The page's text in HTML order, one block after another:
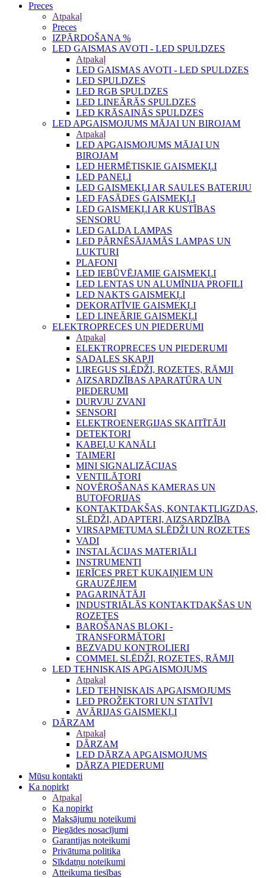
Preces
Atpakaļ
Preces
IZPĀRDOŠANA %
LED GAISMAS AVOTI - LED SPULDZES
Atpakaļ
LED GAISMAS AVOTI - LED SPULDZES
LED SPULDZES
LED RGB SPULDZES
LED LINEĀRĀS SPULDZES
LED KRĀSAINĀS SPULDZES
LED APGAISMOJUMS MĀJAI UN BIROJAM
Atpakaļ
LED APGAISMOJUMS MĀJAI UN
BIROJAM
LED HERMĒTISKIE GAISMEKĻI
LED PANEĻI
LED GAISMEKĻI AR SAULES BATERIJU
LED FASĀDES GAISMEKĻI
LED GAISMEKĻI AR KUSTĪBAS
SENSORU
LED GALDA LAMPAS
LED PĀRNĒSĀJAMĀS LAMPAS UN
LUKTURI
PLAFONI
LED IEBŪVĒJAMIE GAISMEKĻI
LED LENTAS UN ALUMĪNIJA PROFILI
LED NAKTS GAISMEKĻI
DEKORATĪVIE GAISMEKĻI
LED LINEĀRIE GAISMEKĻI
ELEKTROPRECES UN PIEDERUMI
Atpakaļ
ELEKTROPRECES UN PIEDERUMI
SADALES SKAPJI
LIREGUS SLĒDŽI, ROZETES, RĀMJI
AIZSARDZĪBAS APARATŪRA UN
PIEDERUMI
DURVJU ZVANI
SENSORI
ELEKTROENERĢIJAS SKAITĪTĀJI
DETEKTORI
KABEĻU KANĀLI
TAIMERI
MINI SIGNALIZĀCIJAS
VENTILĀTORI
NOVĒROŠANAS KAMERAS UN
BUTOFORIJAS
KONTAKTDAKŠAS, KONTAKTLIGZDAS,
SLĒDŽI, ADAPTERI, AIZSARDZĪBA
VIRSAPMETUMA SLĒDŽI UN ROZETES
VADI
INSTALĀCIJAS MATERIĀLI
INSTRUMENTI
IERĪCES PRET KUKAIŅIEM UN
GRAUZĒJIEM
PAGARINĀTĀJI
INDUSTRIĀLĀS KONTAKTDAKŠAS UN
ROZETES
BAROŠANAS BLOKI -
TRANSFORMĀTORI
BEZVADU KONTROLIERI
COMMEL SLĒDŽI, ROZETES, RĀMJI
LED TEHNISKAIS APGAISMOJUMS
Atpakaļ
LED TEHNISKAIS APGAISMOJUMS
LED PROŽEKTORI UN STATĪVI
AVĀRIJAS GAISMEKĻI
DĀRZAM
Atpakaļ
DĀRZAM
LED DĀRZA APGAISMOJUMS
DĀRZA PIEDERUMI
Mūsu kontakti
Ka nopirkt
Atpakaļ
Ka nopirkt
Maksājumu noteikumi
Piegādes nosacījumi
Garantijas noteikumi
Privātuma politika
Sīkdatņu noteikumi
Atteikuma tiesības